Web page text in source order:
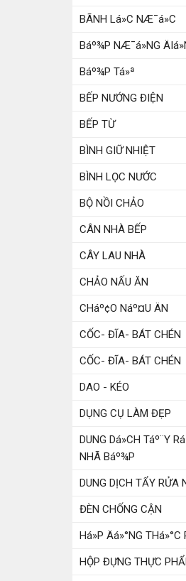
BÃNH Lá»C NÆ¯á»C
Báº¾P NÆ¯á»NG
Báº¾P Tá»ª
BẾP NƯỚNG ĐIỆN
BẾP TỪ
BÌNH GIỮ NHIỆT
BÌNH LỌC NƯỚC
BỘ NỒI CHẢO
CÂN NHÀ BẾP
CÂY LAU NHÀ
CHẢO NẤU ĂN
CHáº¢O Náº¤U ÄN
CỐC- ĐĨA- BÁT CHÉN
CỐC- ĐĨA- BÁT CHÉN
DAO - KÉO
DỤNG CỤ LÀM ĐẸP
DUNG Dá»CH Táº¨Y
NHÃ Báº¾P
DUNG DỊCH TẨY RỬA
ĐÈN CHỐNG CẬN
Há»P Äá»°NG THá»°C
HỘP ĐỰNG THỰC